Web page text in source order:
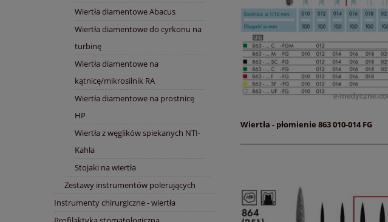
Wiertła diamentowe Abacus
Wiertła diamentowe do cyrkonu na
turbinę
Wiertła diamentowe na
kątnicę/mikrosilnik RA
Wiertła diamentowe na prostnicę
HP
Wiertła z węglików spiekanych NTI-
Kahla
Stojaki na wiertła
Zestawy instrumentów polerujących
Instrumenty chirurgiczne - wiertła
Wiertła - płomienie 863 010-014 FG